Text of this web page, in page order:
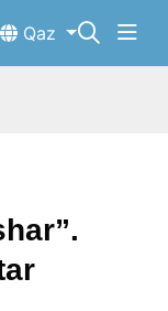
Qaz